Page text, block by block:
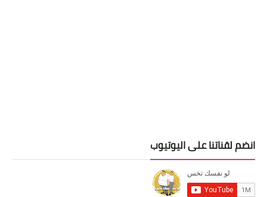
انضم لقناتنا على اليوتيوب